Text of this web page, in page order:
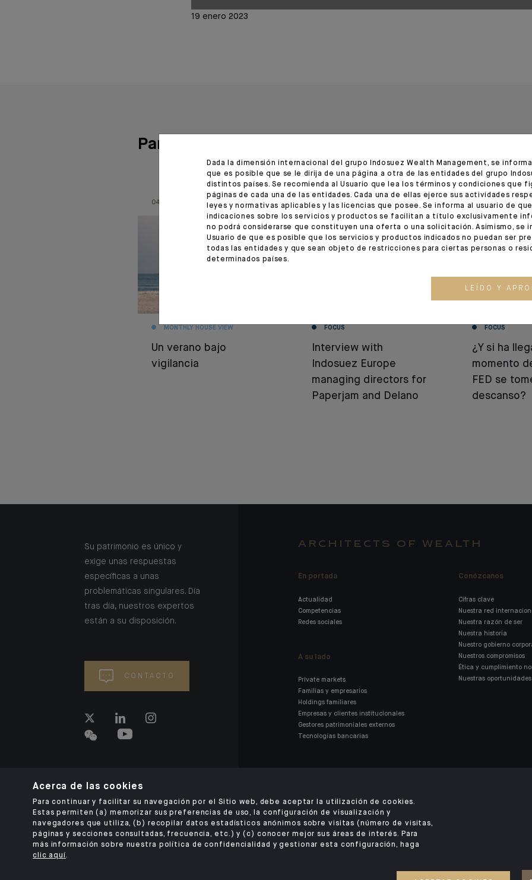
19 enero 2023
Para leer también
04.08.26
MONTHLY HOUSE VIEW
Un verano bajo
vigilancia
06.10.23
FOCUS
Interview with
Indosuez Europe
managing directors for
Paperjam and Delano
12.07.23
FOCUS
¿Y si ha
momento
FED se
descanso?
Su patrimonio es único y
exige unas respuestas
específicas a unas
problemáticas singulares. Día
tras día, nuestros expertos
están a su disposición.
CONTACTO
ARCHITECTS OF WEALTH
En portada
Actualidad
Competencias
Redes sociales
A su lado
Private markets
Familias y empresarios
Holdings familiares
Empresas y clientes institucionales
Gestores patrimoniales externos
Tecnologías bancarias
Conózcanos
Cifras clave
Nuestra red
Nuestra razón de ser
Nuestra historia
Nuestro gobierno
Nuestros compromisos
Ética y cumplimiento
Nuestras
móvil de Indosuez
AVISO LEGAL SEGURIDAD DATOS PERSONALES
Dada la dimensión internacional del grupo Indosuez Wealth Management, se
que es posible que se le dirija de una página a otra de las entidades del grupo
distintos países. Se recomienda al Usuario que lea los términos y condiciones que
páginas de cada una de las entidades. Cada una de ellas ejerce sus actividades
leyes y normativas aplicables y las licencias que posee. Se informa al usuario de
indicaciones sobre los servicios y productos se facilitan a título exclusivamente
no podrá considerarse que constituyen una oferta o una solicitación. Asimismo, se
Usuario de que es posible que los servicios y productos indicados no puedan ser
todas las entidades y que sean objeto de restricciones para ciertas personas o
determinados países.
LEÍDO Y
Acerca de las cookies
Para continuar y facilitar su navegación por el Sitio web, debe aceptar la utilización de cookies.
Estas permiten (a) memorizar sus preferencias de uso, la configuración de visualización y
navegadores que utiliza, (b) recopilar datos estadísticos anónimos sobre visitas (número de visitas,
páginas y secciones consultadas, frecuencia, etc.) y (c) conocer mejor sus áreas de interés. Para
más información sobre nuestra política de confidencialidad y gestionar esta configuración, haga
clic aquí.